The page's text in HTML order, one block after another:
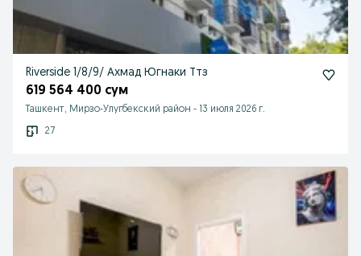
Riverside 1/8/9/ Ахмад Югнаки Ттз
619 564 400 сум
Ташкент, Мирзо-Улугбекский район - 13 июля 2026 г.
27